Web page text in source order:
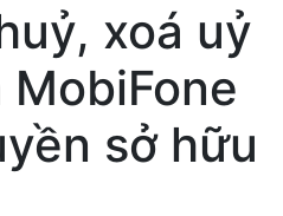
xoá uỷ
sở hữu